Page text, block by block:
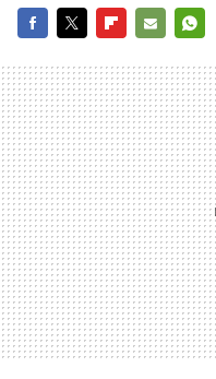
MAIL